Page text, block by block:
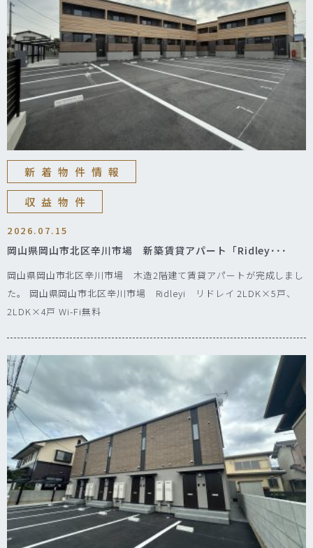
新着物件情報
収益物件
2026.07.15
岡山県岡山市北区辛川市場 新築賃貸アパート「Ridley･･･
岡山県岡山市北区辛川市場 木造2階建て賃貸アパートが完成しまし
た。 岡山県岡山市北区辛川市場 Ridleyi リドレイ 2LDK×5戸、
2LDK×4戸 Wi-Fi無料